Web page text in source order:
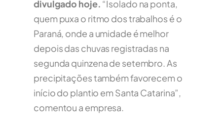
divulgado hoje. “Isolado na ponta,
quem puxa o ritmo dos trabalhos é o
Paraná, onde a umidade é melhor
depois das chuvas registradas na
segunda quinzena de setembro. As
precipitações também favorecem o
início do plantio em Santa Catarina”,
comentou a empresa.